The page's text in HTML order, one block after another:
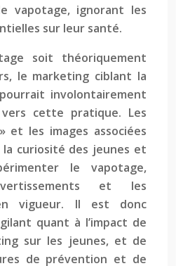
vapotage, ignorant les
sur leur santé.
soit théoriquement
le marketing ciblant la
involontairement
cette pratique. Les
et les images associées
curiosité des jeunes et
le vapotage,
et les
vigueur. Il est donc
quant à l’impact de
sur les jeunes, et de
de prévention et de